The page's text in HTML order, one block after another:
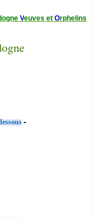
Veuves et Orphelins
-